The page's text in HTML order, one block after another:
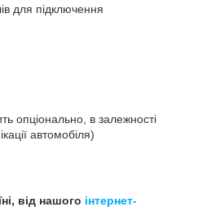
для підключення
опціонально, в залежності
автомобіля)
від нашого інтернет-